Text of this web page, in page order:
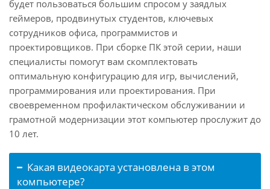
будет пользоваться большим спросом у заядлых
геймеров, продвинутых студентов, ключевых
сотрудников офиса, программистов и
проектировщиков. При сборке ПК этой серии, наши
специалисты помогут вам скомплектовать
оптимальную конфигурацию для игр, вычислений,
программирования или проектирования. При
своевременном профилактическом обслуживании и
грамотной модернизации этот компьютер прослужит до
10 лет.
Какая видеокарта установлена в этом
компьютере?